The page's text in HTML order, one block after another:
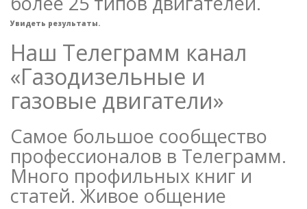
Увидеть результаты.
Наш Телеграмм канал
«Газодизельные и
газовые двигатели»
Самое большое сообщество
профессионалов в Телеграмм.
Много профильных книг и
статей. Живое общение